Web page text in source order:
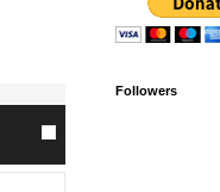
Followers